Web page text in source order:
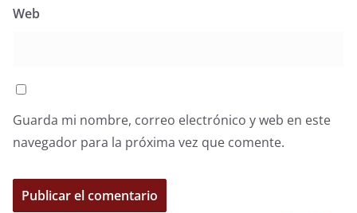
Web
Guarda mi nombre, correo electrónico y web en este
navegador para la próxima vez que comente.